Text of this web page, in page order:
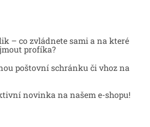
– co zvládnete sami a na které
profíka?
poštovní schránku či vhoz na
novinka na našem e-shopu!